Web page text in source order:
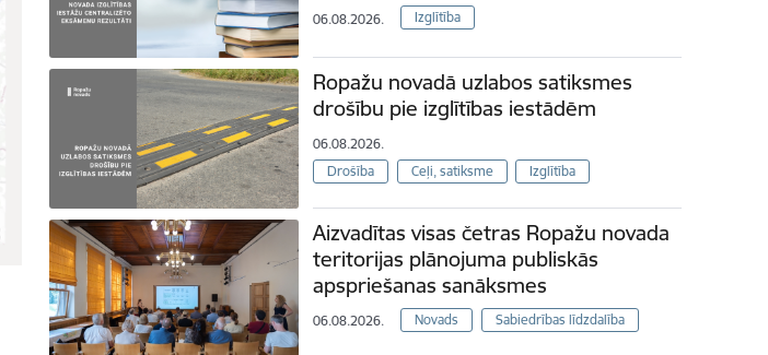
06.08.2026. Izglītība
Ropažu novadā uzlabos satiksmes
drošību pie izglītības iestādēm
06.08.2026.
Drošība
Ceļi, satiksme Izglītība
Aizvadītas visas četras Ropažu novada
teritorijas plānojuma publiskās
apspriešanas sanāksmes
06.08.2026. Novads Sabiedrības līdzdalība